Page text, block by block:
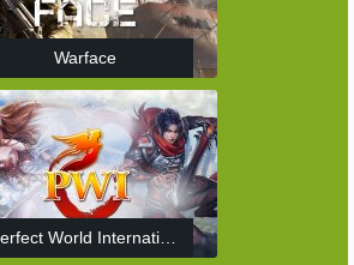
Warface
Perfect World International